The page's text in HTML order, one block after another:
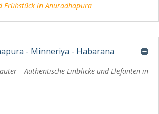
Frühstück in Anuradhapura
- Minneriya - Habarana
– Authentische Einblicke und Elefanten in